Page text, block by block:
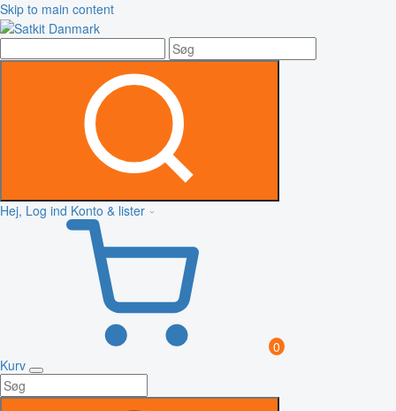
Skip to main content
Hej, Log ind Konto & lister
0
Kurv